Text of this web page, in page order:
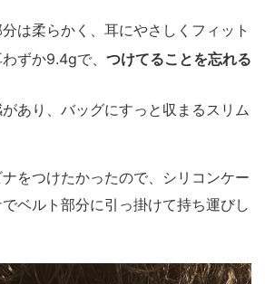
は柔らかく、耳にやさしくフィット
ずか9.4gで、 つけてることを忘れる
あり、バッグにすっと収まるスリム
をつけたかったので、シリコンケー
ベルト部分に引っ掛けて持ち運びし